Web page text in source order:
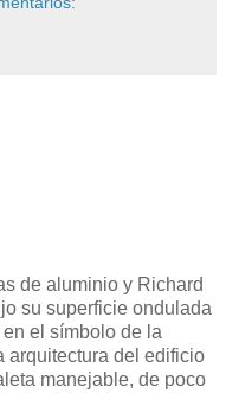
de aluminio y Richard
su superficie ondulada
el símbolo de la
arquitectura del edificio
manejable, de poco